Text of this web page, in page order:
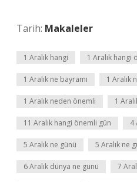
Tarih: Makaleler
1 Aralık hangi 1 Aralık hangi
1 Aralık ne bayramı 1 Aralık
1 Aralık neden önemli 1
11 Aralık hangi önemli gün 4
5 Aralık ne günü 5 Aralık ne
6 Aralık dünya ne günü 7